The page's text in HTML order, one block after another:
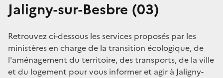
Jaligny-sur-Besbre (03)
Retrouvez ci-dessous les services proposés par les
ministères en charge de la transition écologique, de
l'aménagement du territoire, des transports, de la ville
et du logement pour vous informer et agir à Jaligny-